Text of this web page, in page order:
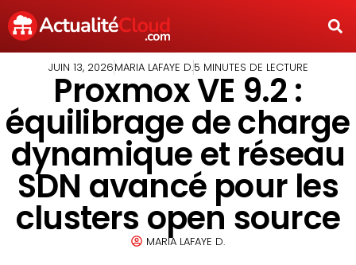
JUIN 13, 2026MARIA LAFAYE D.5 MINUTES DE LECTURE
Proxmox VE 9.2 :
équilibrage de charge
dynamique et réseau
SDN avancé pour les
clusters open source
MARIA LAFAYE D.